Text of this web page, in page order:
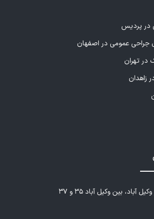
دکتر خوبیه،جدا از تشخیص خوب برخورد
در پردیس
عمومی در اصفهان
در تهران
زاهدان
آباد، بین وکیل آباد ۳۵ و ۳۷